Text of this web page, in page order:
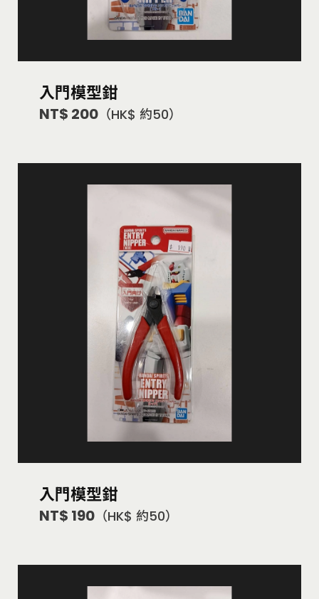
入門模型鉗
NT$ 200 （HK$ 約50）
入門模型鉗
NT$ 190 （HK$ 約50）